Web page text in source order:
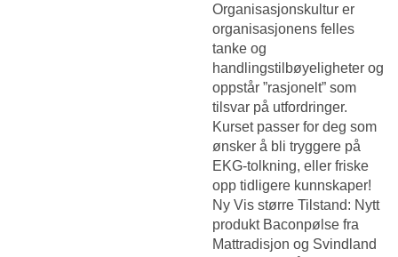
Organisasjonskultur er
organisasjonens felles
tanke og
handlingstilbøyeligheter og
oppstår ”rasjonelt” som
tilsvar på utfordringer.
Kurset passer for deg som
ønsker å bli tryggere på
EKG-tolkning, eller friske
opp tidligere kunnskaper!
Ny Vis større Tilstand: Nytt
produkt Baconpølse fra
Mattradisjon og Svindland